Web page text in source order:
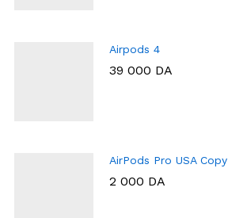
Airpods 4
39 000 DA
AirPods Pro USA Copy
2 000 DA